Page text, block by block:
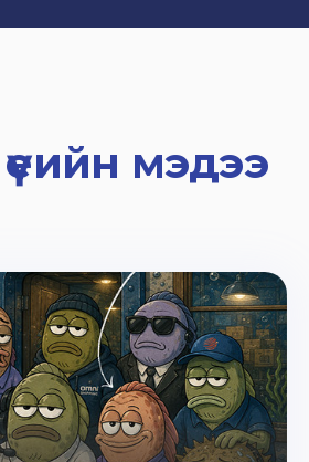
үеийн мэдээ